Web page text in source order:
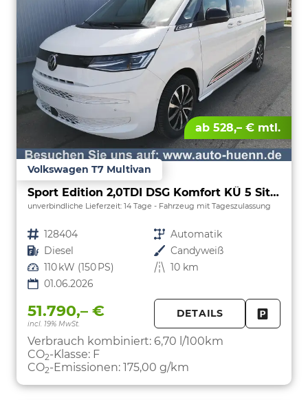
ab 528,– € mtl.
Volkswagen T7 Multivan
Sport Edition 2,0TDI DSG Komfort KÜ 5 Sitzer
unverbindliche Lieferzeit: 14 Tage Fahrzeug mit Tageszulassung
Fahrzeugnr. 128404 Getriebe Automatik
Kraftstoff Diesel Außenfarbe Candyweiß
Leistung 110 kW (150 PS) Kilometerstand 10 km
01.06.2026
51.790,– €
incl. 19% MwSt.
DETAILS
Verbrauch kombiniert: 6,70 l/100km
CO2-Klasse: F
CO2-Emissionen: 175,00 g/km